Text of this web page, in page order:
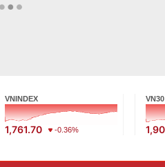
VNINDEX
1,761.70 -0.36%
VN30